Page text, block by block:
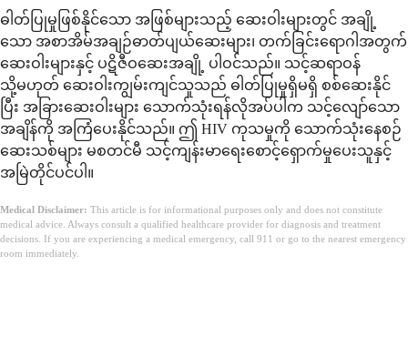
ဓါတ်ပြုမှုဖြစ်နိုင်သော အဖြစ်များသည့် ဆေးဝါးများတွင် အချို့
သော အစာအိမ်အချဉ်ဓာတ်ပျယ်ဆေးများ၊ တက်ခြင်းရောဂါအတွက်
ဆေးဝါးများနှင့် ပဋိဇီဝဆေးအချို့ ပါဝင်သည်။ သင့်ဆရာဝန်
သို့မဟုတ် ဆေးဝါးကျွမ်းကျင်သူသည် ဓါတ်ပြုမှုရှိမရှိ စစ်ဆေးနိုင်
ပြီး အခြားဆေးဝါးများ သောက်သုံးရန်လိုအပ်ပါက သင့်လျော်သော
အချိန်ကို အကြံပေးနိုင်သည်။ ဤ HIV ကုသမှုကို သောက်သုံးနေစဉ်
ဆေးသစ်များ မစတင်မီ သင့်ကျန်းမာရေးစောင့်ရှောက်မှုပေးသူနှင့်
အမြဲတိုင်ပင်ပါ။
Medical Disclaimer: This article is for informational purposes only and does not constitute
medical advice. Always consult a qualified healthcare provider for diagnosis and treatment
decisions. If you are experiencing a medical emergency, call 911 or go to the nearest emergency
room immediately.